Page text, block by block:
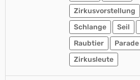
Zirkusvorstellung
Schlange
Seil
Raubtier
Parade
Zirkusleute